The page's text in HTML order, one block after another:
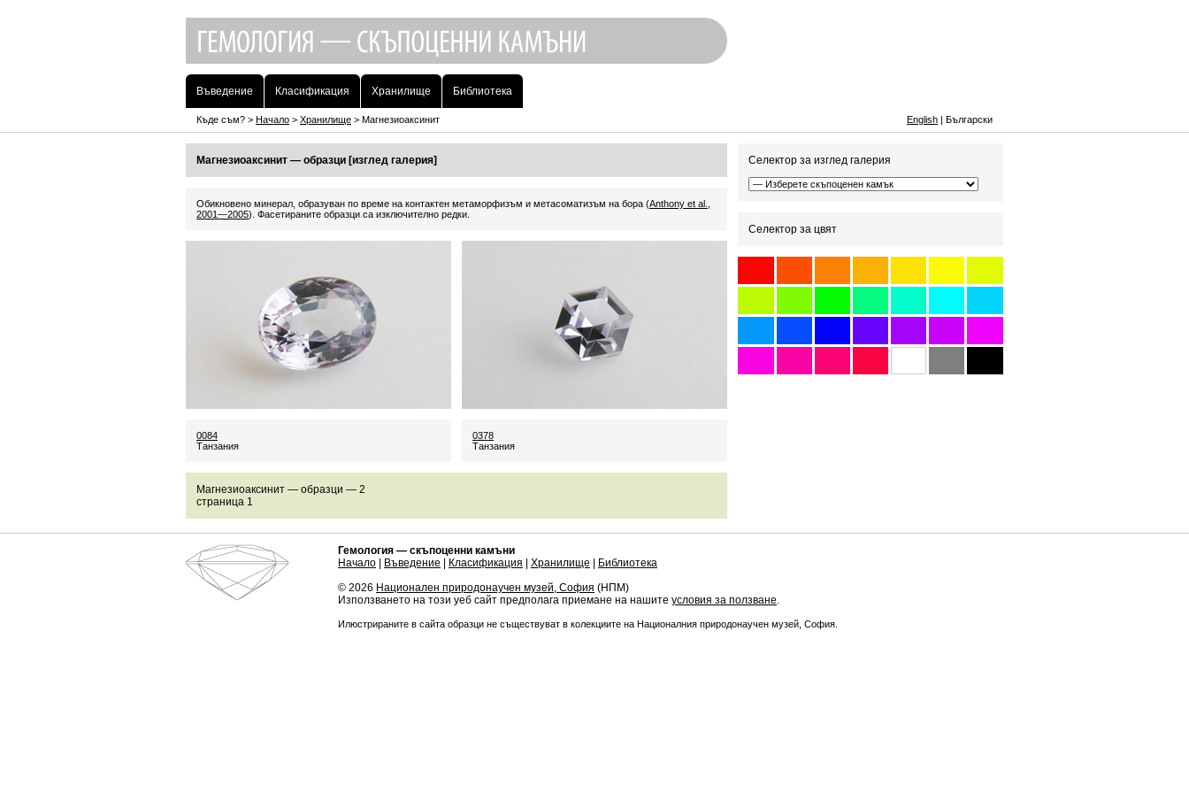
Въведение Класификация Хранилище Библиотека
English | Български
Къде съм? > Начало > Хранилище > Магнезиоаксинит
Селектор за изглед галерия
Селектор за цвят
Магнезиоаксинит — образци [изглед галерия]
Обикновено минерал, образуван по време на контактен метаморфизъм и метасоматизъм на бора (Anthony et al.,
2001—2005). Фасетираните образци са изключително редки.
0084
Танзания
0378
Танзания
Магнезиоаксинит — образци — 2
страница 1
Гемология — скъпоценни камъни
Начало
Въведение Класификация Хранилище
Библиотека
© 2026 Национален природонаучен музей, София (НПМ)
Използването на този уеб сайт предполага приемане на нашите условия за ползване.
Илюстрираните в сайта образци не съществуват в колекциите на Националния природонаучен музей, София.